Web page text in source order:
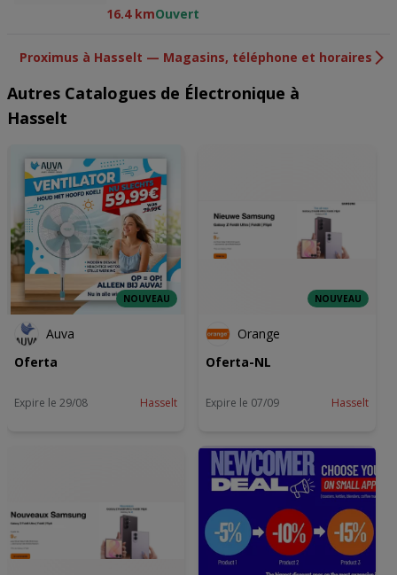
16.4 kmOuvert
Proximus à Hasselt — Magasins, téléphone et horaires
Autres Catalogues de Électronique à
Hasselt
NOUVEAU
Auva
Oferta
Expire le 29/08 Hasselt
NOUVEAU
Orange
Oferta-NL
Expire le 07/09 Hasselt